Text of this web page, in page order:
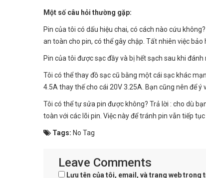
Một số câu hỏi thường gặp:
Pin của tôi có dấu hiệu chai, có cách nào cứu
an toàn cho pin, có thể gây chập. Tất nhiên việc bảo
Pin của tôi được sạc đầy và bị hết sạch sau khi
Tôi có thể thay đồ sạc cũ bằng một cái sạc khác
4.5A thay thế cho cái 20V 3.25A. Bạn cũng nên để
Tôi có thể tự sửa pin được không? Trả lời : cho dù
toàn với các lõi pin. Việc này để tránh pin vẫn tiếp
Tags: No Tag
Leave Comments
Lưu tên của tôi, email, và trang web trong